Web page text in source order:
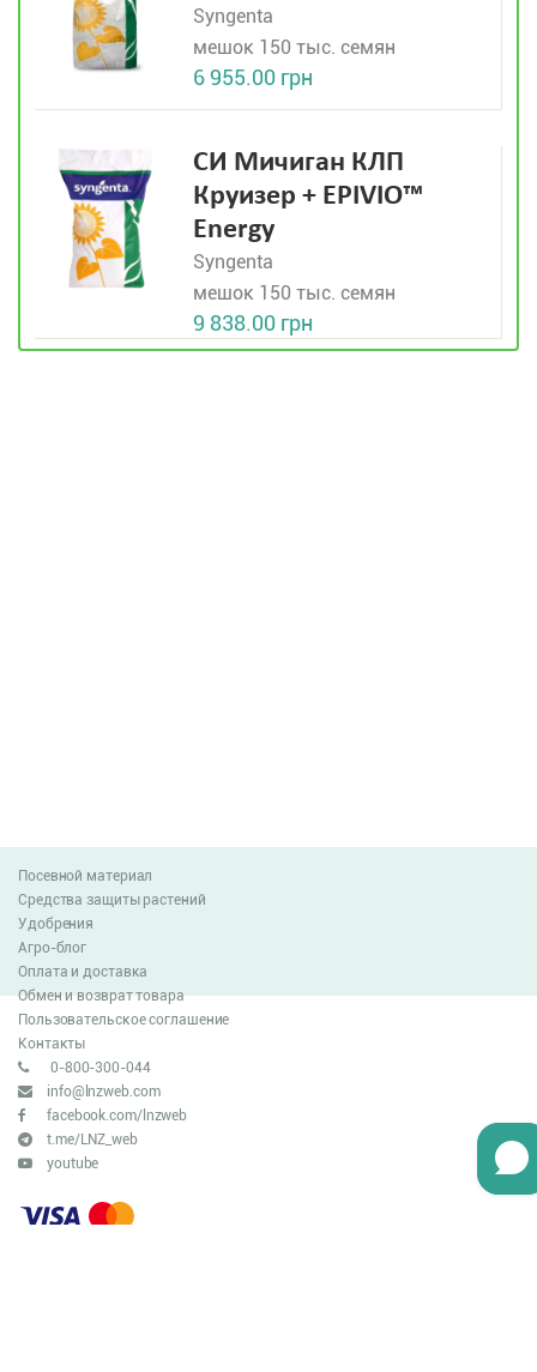
Syngenta
мешок 150 тыс. семян
6 955.00 грн
СИ Мичиган КЛП
Круизер + EPIVIO™
Energy
Syngenta
мешок 150 тыс. семян
9 838.00 грн
Посевной материал
Средства защиты растений
Удобрения
Агро-блог
Оплата и доставка
Обмен и возврат товара
Пользовательское соглашение
Контакты
0-800-300-044
info@lnzweb.com
facebook.com/lnzweb
t.me/LNZ_web
youtube